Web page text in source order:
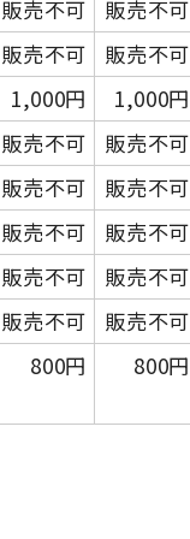
販売不可
販売不可
販売不可
販売不可
1,000円
1,000円
販売不可
販売不可
販売不可
販売不可
販売不可
販売不可
販売不可
販売不可
販売不可
販売不可
800円 800円